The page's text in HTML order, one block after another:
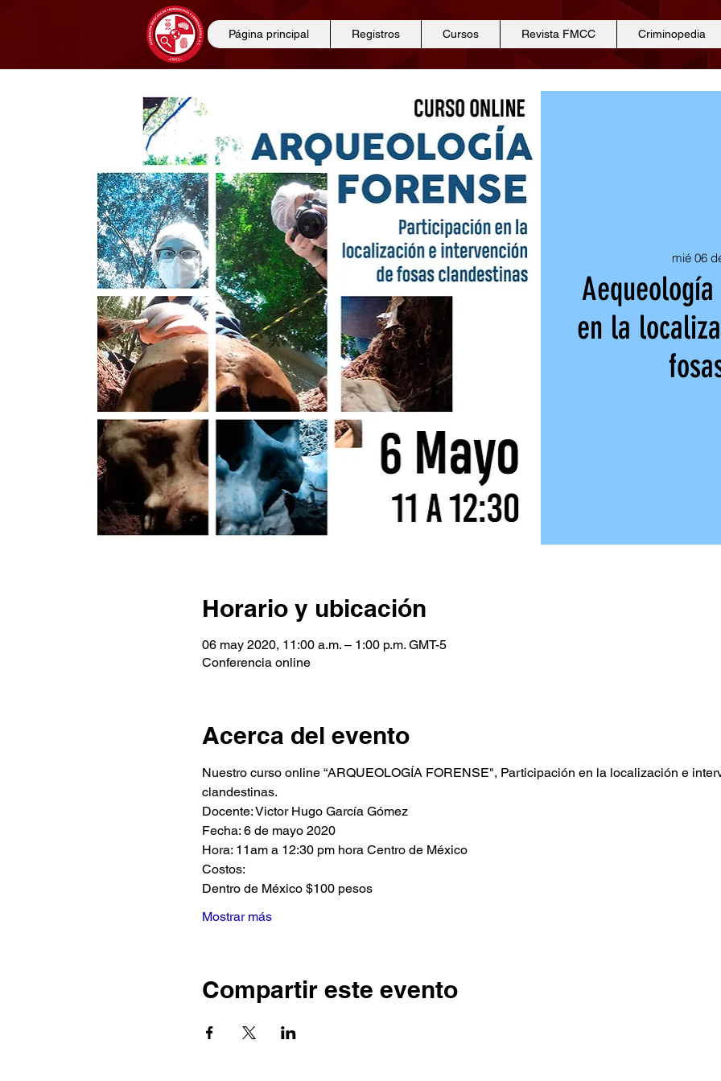
Página principal Registros Cursos Revista FMCC Criminopedia
mié 06
en la
Horario y ubicación
06 may 2020, 11:00 a.m. – 1:00 p.m. GMT-5
Conferencia online
Acerca del evento
Nuestro curso online “ARQUEOLOGÍA FORENSE", Participación en la localización e
clandestinas.
Docente: Victor Hugo García Gómez
Fecha: 6 de mayo 2020
Hora: 11am a 12:30 pm hora Centro de México
Costos:
Dentro de México $100 pesos
Mostrar más
Compartir este evento